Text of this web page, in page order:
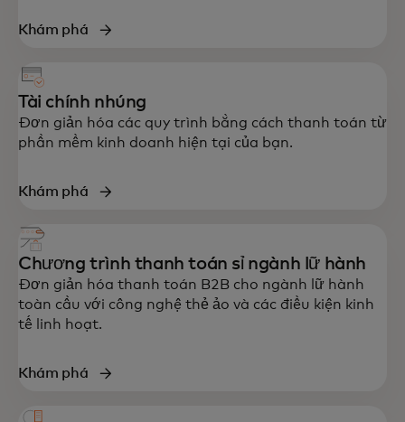
Khám phá
Tài chính nhúng
Đơn giản hóa các quy trình bằng cách thanh toán từ
phần mềm kinh doanh hiện tại của bạn.
Khám phá
Chương trình thanh toán sỉ ngành lữ hành
Đơn giản hóa thanh toán B2B cho ngành lữ hành
toàn cầu với công nghệ thẻ ảo và các điều kiện kinh
tế linh hoạt.
Khám phá